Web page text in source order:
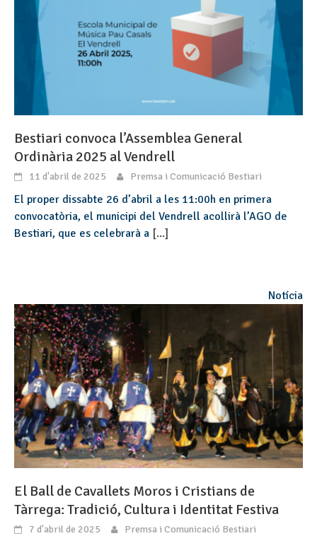
Bestiari convoca l’Assemblea General
Ordinària 2025 al Vendrell
11 d'abril de 2025 Premsa i Comunicació Bestiari
El proper dissabte 26 d’abril a les 11:00h en primera
convocatòria, el municipi del Vendrell acollirà l’AGO de
Bestiari, que es celebrarà a [...]
Notícia
El Ball de Cavallets Moros i Cristians de
Tàrrega: Tradició, Cultura i Identitat Festiva
7 d'abril de 2025 Premsa i Comunicació Bestiari